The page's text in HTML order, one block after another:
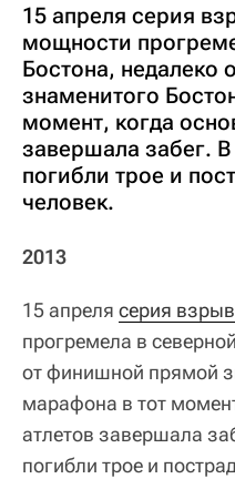
15 апреля серия
мощности
Бостона,
знаменитого
момент, когда
завершала забег. В
погибли трое и
человек.
2013
15 апреля серия
прогремела в
от финишной прямой
марафона в тот
атлетов завершала
погибли трое и